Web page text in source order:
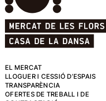
EL MERCAT
LLOGUER I CESSIÓ D’ESPAIS
TRANSPARÈNCIA
OFERTES DE TREBALL I DE